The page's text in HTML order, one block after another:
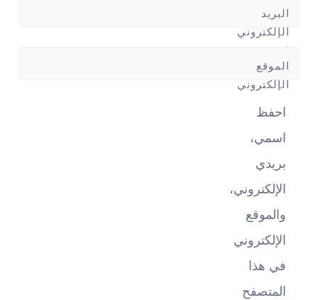
البريد
الإلكتروني
*
الموقع
الإلكتروني
احفظ
اسمي،
بريدي
الإلكتروني،
والموقع
الإلكتروني
في هذا
المتصفح